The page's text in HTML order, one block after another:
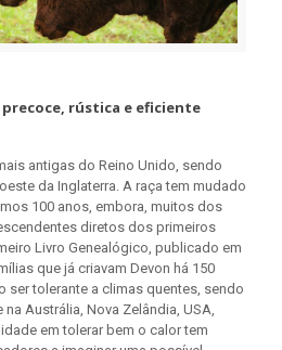
rústica e eficiente
antigas do Reino Unido, sendo
da Inglaterra. A raça tem mudado
100 anos, embora, muitos dos
diretos dos primeiros
Livro Genealógico, publicado em
que já criavam Devon há 150
ser tolerante a climas quentes, sendo
Austrália, Nova Zelândia, USA,
em tolerar bem o calor tem